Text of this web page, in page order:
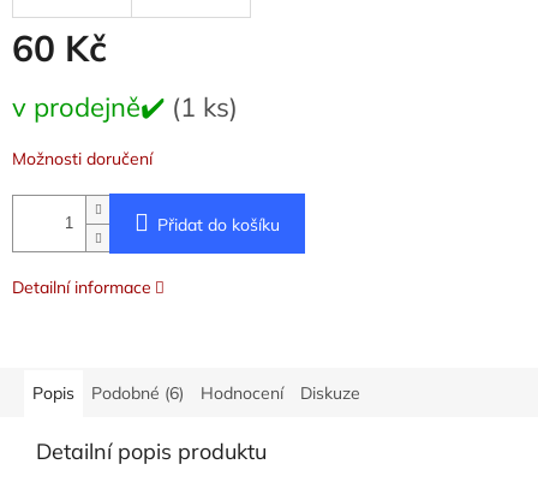
60 Kč
cena:
v prodejně✔️ (1 ks)
Možnosti doručení
Přidat do košíku
Detailní informace
Popis Podobné (6) Hodnocení Diskuze
Detailní popis produktu